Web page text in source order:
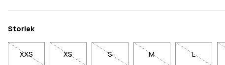
Storlek
XXS XS S M L